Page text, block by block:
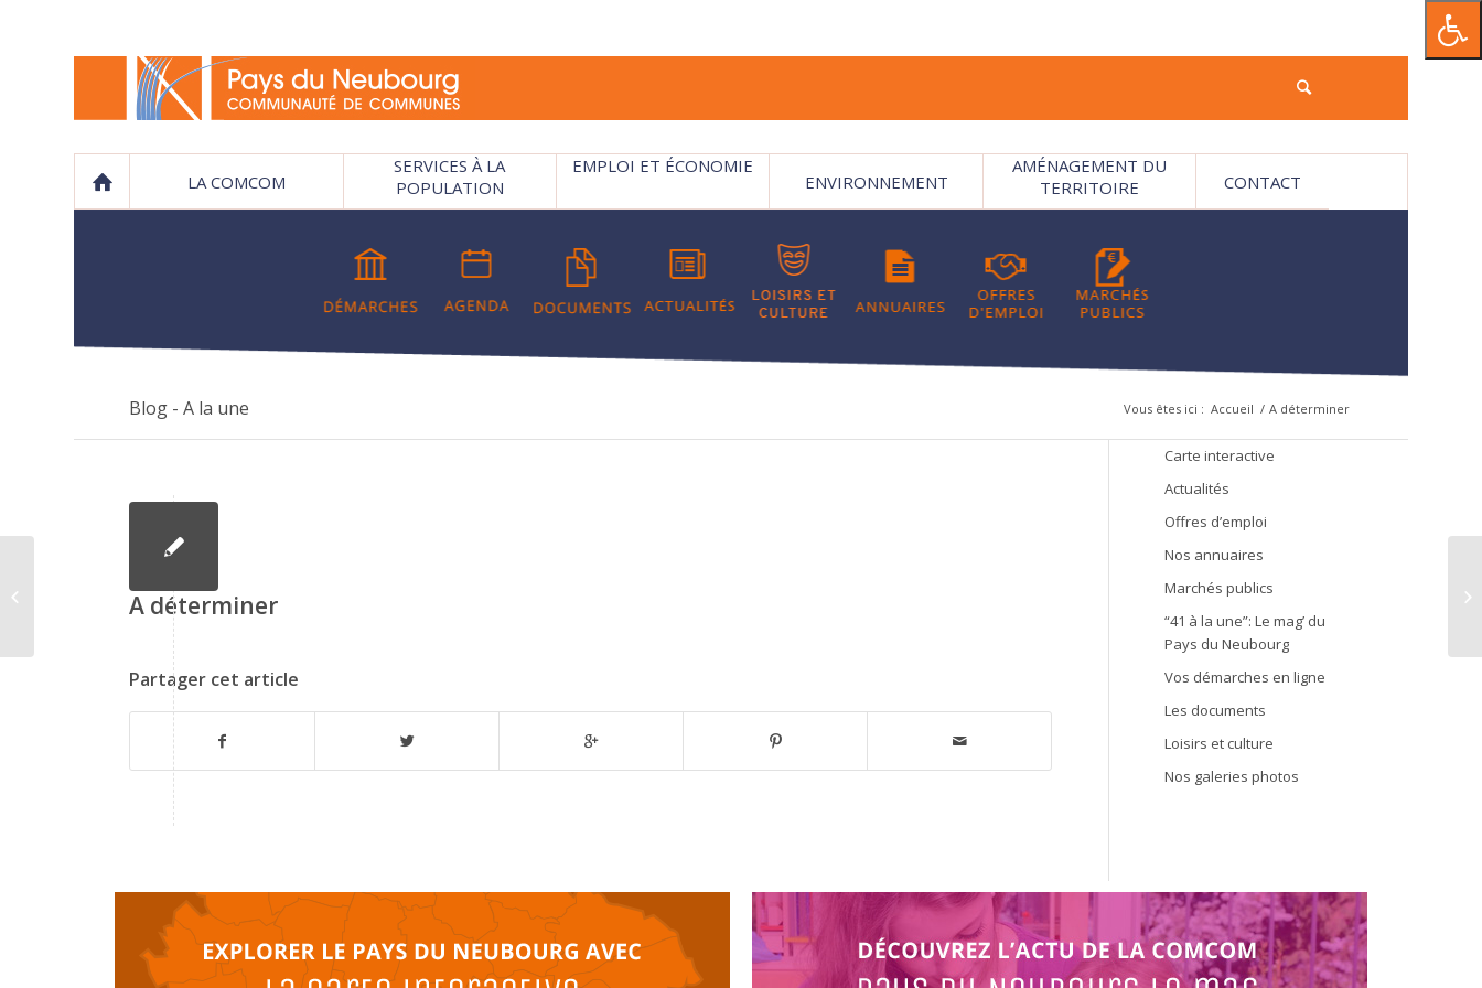
LA COMCOM
SERVICES À LA
POPULATION
EMPLOI ET ÉCONOMIE
ENVIRONNEMENT
AMÉNAGEMENT DU
TERRITOIRE
CONTACT
Blog - A la une Vous êtes ici : Accueil / A déterminer
A déterminer
Partager cet article
Carte interactive
Actualités
Offres d’emploi
Nos annuaires
Marchés publics
“41 à la une”: Le mag’ du
Pays du Neubourg
Vos démarches en ligne
Les documents
Loisirs et culture
Nos galeries photos
Accompagnement A